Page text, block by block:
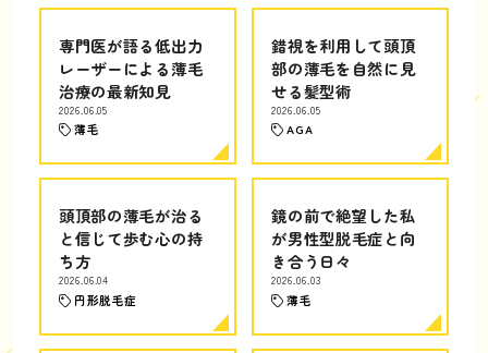
専門医が語る低出力
レーザーによる薄毛
治療の最新知見
2026.06.05
薄毛
錯視を利用して頭頂
部の薄毛を自然に見
せる髪型術
2026.06.05
AGA
頭頂部の薄毛が治る
と信じて歩む心の持
ち方
2026.06.04
円形脱毛症
鏡の前で絶望した私
が男性型脱毛症と向
き合う日々
2026.06.03
薄毛